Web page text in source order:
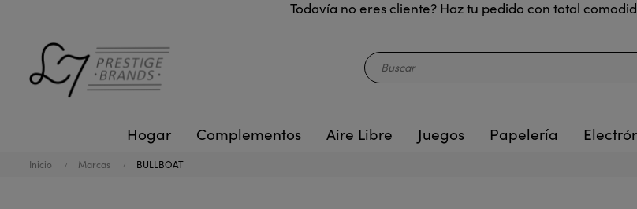
Todavía no eres cliente? Haz tu pedido con total
Hogar Complementos Aire Libre Juegos Papelería
Inicio Marcas BULLBOAT